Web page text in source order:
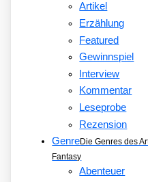
Artikel
Erzählung
Featured
Gewinnspiel
Interview
Kommentar
Leseprobe
Rezension
GenreDie Genres des
Fantasy
Abenteuer